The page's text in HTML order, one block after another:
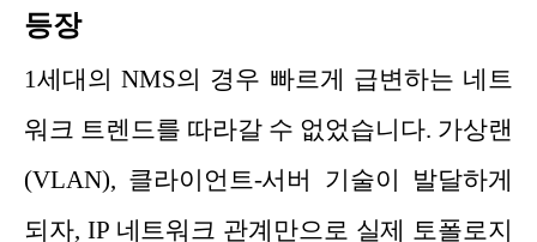
등장
1세대의 NMS의 경우 빠르게 급변하는 네트
워크 트렌드를 따라갈 수 없었습니다. 가상랜
(VLAN), 클라이언트-서버 기술이 발달하게
되자, IP 네트워크 관계만으로 실제 토폴로지